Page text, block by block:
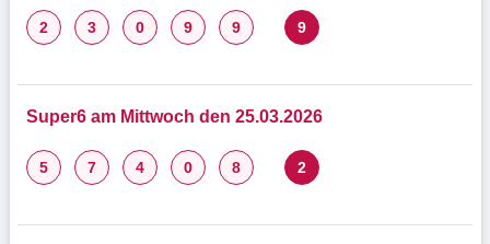
2 3 0 9 9 9
Super6 am Mittwoch den 25.03.2026
5 7 4 0 8 2